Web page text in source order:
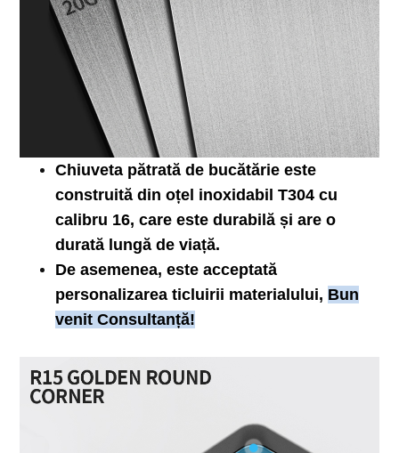
Chiuveta pătrată de bucătărie este
construită din oțel inoxidabil T304 cu
calibru 16, care este durabilă și are o
durată lungă de viață.
De asemenea, este acceptată
personalizarea ticluirii materialului, Bun
venit Consultanță!